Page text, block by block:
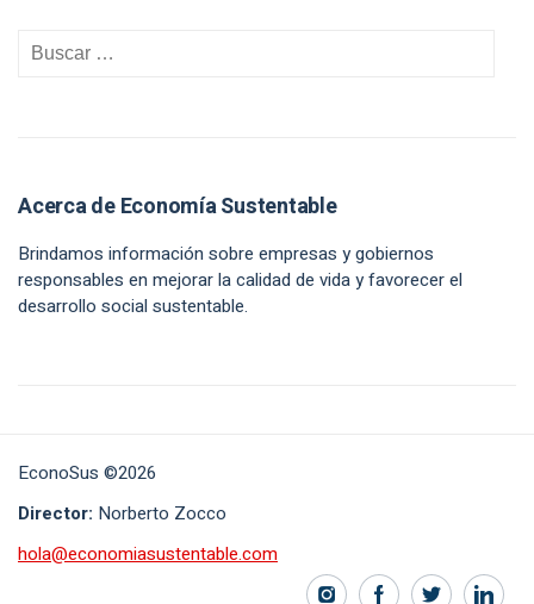
Acerca de Economía Sustentable
Brindamos información sobre empresas y gobiernos
responsables en mejorar la calidad de vida y favorecer el
desarrollo social sustentable.
EconoSus ©2026
Director: Norberto Zocco
hola@economiasustentable.com